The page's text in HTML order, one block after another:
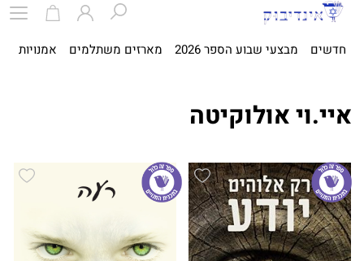
חדשים מבצעי שבוע הספר 2026 מארזים משתלמים אמנויות
איי.וי אולוקיטה